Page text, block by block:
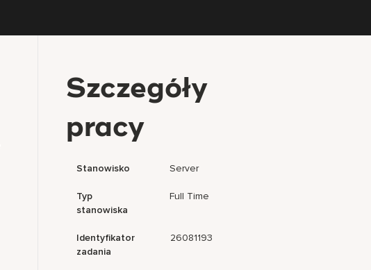
Szczegóły
pracy
Stanowisko Server
Typ
stanowiska
Full Time
Identyfikator
zadania
26081193